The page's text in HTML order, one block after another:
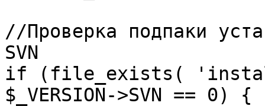
//Проверка подпаки
SVN
if (file_exists(
$_VERSION->SVN == 0) {